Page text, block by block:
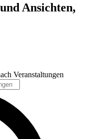
Ansichten,
Veranstaltungen